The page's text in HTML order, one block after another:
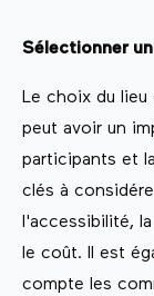
Sélectionner
Le choix du
peut avoir un
participants et
clés à
l'accessibilité,
le coût. Il est
compte les